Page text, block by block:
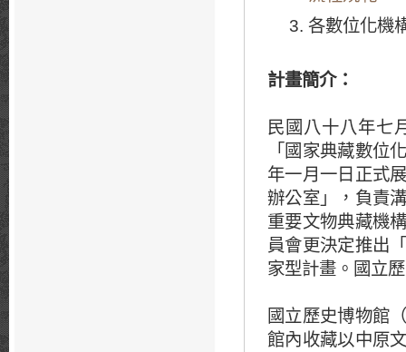
各數位化機
計畫簡介：
民國八十八年七
「國家典藏數位
年一月一日正式
辦公室」，負責
重要文物典藏機
員會更決定推出
家型計畫。國立
國立歷史博物館
館內收藏以中原